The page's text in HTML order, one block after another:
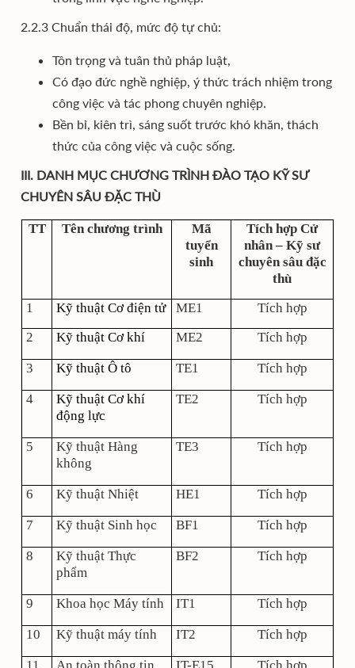
2.2.3 Chuẩn thái độ, mức độ tự chủ:
Tôn trọng và tuân thủ pháp luật,
Có đạo đức nghề nghiệp, ý thức trách nhiệm trong
công việc và tác phong chuyên nghiệp.
Bền bỉ, kiên trì, sáng suốt trước khó khăn, thách
thức của công việc và cuộc sống.
III. DANH MỤC CHƯƠNG TRÌNH ĐÀO TẠO KỸ SƯ
CHUYÊN SÂU ĐẶC THÙ
TT Tên chương trình
Mã
tuyển
sinh
Tích hợp Cử
nhân – Kỹ sư
chuyên sâu đặc
thù
1
Kỹ thuật Cơ điện tử ME1
Tích hợp
2
Kỹ thuật Cơ khí ME2 Tích hợp
3 Kỹ thuật Ô tô TE1 Tích hợp
4
Kỹ thuật Cơ khí
động lực
TE2 Tích hợp
5
Kỹ thuật Hàng
không
TE3 Tích hợp
6 Kỹ thuật Nhiệt HE1 Tích hợp
7 Kỹ thuật Sinh học BF1 Tích hợp
8
Kỹ thuật Thực
phẩm
BF2 Tích hợp
9 Khoa học Máy tính IT1 Tích hợp
10 Kỹ thuật máy tính IT2 Tích hợp